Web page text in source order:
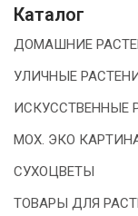
Каталог
ДОМАШНИЕ
УЛИЧНЫЕ
ИСКУССТВЕННЫЕ
МОХ. ЭКО
СУХОЦВЕТЫ
ТОВАРЫ ДЛЯ